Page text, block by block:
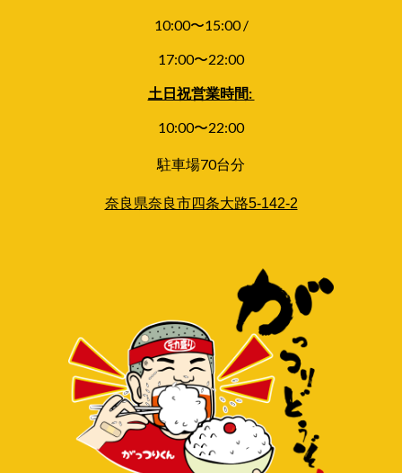
10:00〜15:00 /
17:00〜22:00
土日祝営業時間:
10:00〜22:00
駐車場70台分
奈良県奈良市四条大路5-142-2